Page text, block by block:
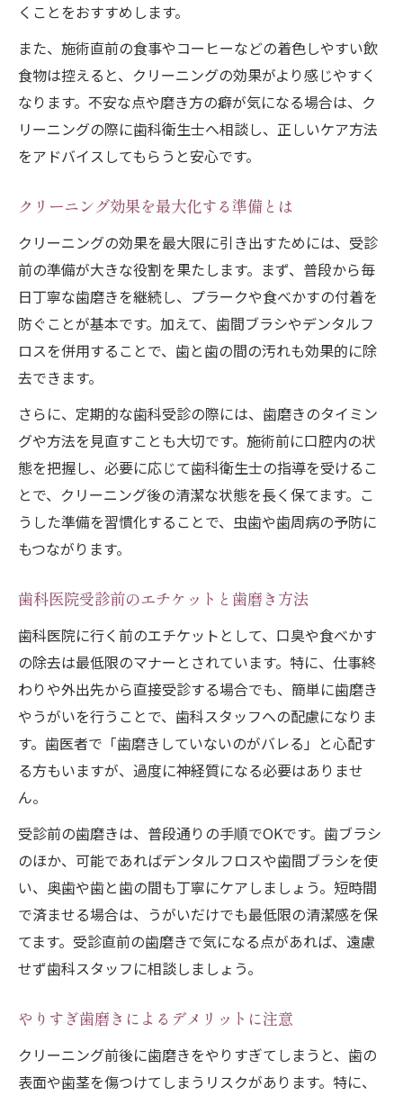
くことをおすすめします。
また、施術直前の食事やコーヒーなどの着色しやすい飲
食物は控えると、クリーニングの効果がより感じやすく
なります。不安な点や磨き方の癖が気になる場合は、ク
リーニングの際に歯科衛生士へ相談し、正しいケア方法
をアドバイスしてもらうと安心です。
クリーニング効果を最大化する準備とは
クリーニングの効果を最大限に引き出すためには、受診
前の準備が大きな役割を果たします。まず、普段から毎
日丁寧な歯磨きを継続し、プラークや食べかすの付着を
防ぐことが基本です。加えて、歯間ブラシやデンタルフ
ロスを併用することで、歯と歯の間の汚れも効果的に除
去できます。
さらに、定期的な歯科受診の際には、歯磨きのタイミン
グや方法を見直すことも大切です。施術前に口腔内の状
態を把握し、必要に応じて歯科衛生士の指導を受けるこ
とで、クリーニング後の清潔な状態を長く保てます。こ
うした準備を習慣化することで、虫歯や歯周病の予防に
もつながります。
歯科医院受診前のエチケットと歯磨き方法
歯科医院に行く前のエチケットとして、口臭や食べかす
の除去は最低限のマナーとされています。特に、仕事終
わりや外出先から直接受診する場合でも、簡単に歯磨き
やうがいを行うことで、歯科スタッフへの配慮になりま
す。歯医者で「歯磨きしていないのがバレる」と心配す
る方もいますが、過度に神経質になる必要はありませ
ん。
受診前の歯磨きは、普段通りの手順でOKです。歯ブラシ
のほか、可能であればデンタルフロスや歯間ブラシを使
い、奥歯や歯と歯の間も丁寧にケアしましょう。短時間
で済ませる場合は、うがいだけでも最低限の清潔感を保
てます。受診直前の歯磨きで気になる点があれば、遠慮
せず歯科スタッフに相談しましょう。
やりすぎ歯磨きによるデメリットに注意
クリーニング前後に歯磨きをやりすぎてしまうと、歯の
表面や歯茎を傷つけてしまうリスクがあります。特に、